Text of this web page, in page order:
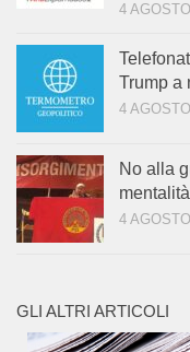
4
Trump a
4
No alla
mentalità
4
GLI ALTRI ARTICOLI